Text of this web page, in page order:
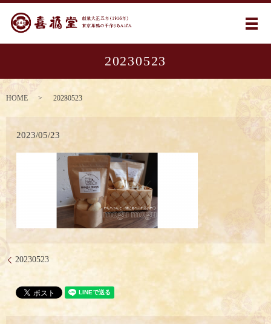
メ
20230523
HOME 20230523
2023/05/23
20230523